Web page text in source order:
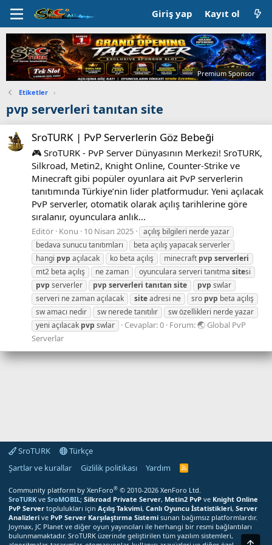
Giriş yap Kayıt ol
Premium Sponsor
Etiketler ›
pvp serverleri tanıtan site
SroTURK | PvP Serverlerin Göz Bebeği
🎮 SroTURK - PvP Server Dünyasının Merkezi! SroTURK,
Silkroad, Metin2, Knight Online, Counter-Strike ve
Minecraft gibi popüler oyunlara ait PvP serverlerin
tanıtımında Türkiye’nin lider platformudur. Yeni açılacak
PvP serverler, otomatik olarak açılış tarihlerine göre
sıralanır, oyunculara anlık...
Editör Konu 10 Nisan 2025
açılış bilgileri nerde yazar
bedava sunucu tanıtımları
beta açılış yapacak serverler
hangi pvp açılacak ko beta açılış minecraft pvp serverleri
mt2 beta açılış
ne zaman oyunculara serveri tanıtma sitesi
pvp serverler pvp serverleri tanıtan site pvp swlar
serveri ne zaman açılacak
siteadresi ne sro pvp beta açılış
sw amacı nedir
sw nerede tanıtılır
sw özellikleri nerde yazar
yeni açılacak pvp swlar Cevaplar: 0 Forum:🌏 Global PvP
Serverlar
SroTURK
Türkçe
Şartlar ve kurallar
Gizlilik politikası Yardım
S
T
U
R
K
R
S
Community platform by XenForo® © 2010-2026 XenForo Ltd.
SroTURK ve SroMOBIL; Silkroad Private Server, Metin2 PvP ve Knight Online
PvP Server toplulukları için Açılış Takvimi, Canlı Oyuncu İstatistikleri, Server
Analizleri ve PvP Server Karşılaştırma Sistemi sunan bağımsız platformlardır.
Joymax, JC Planet ve diğer oyun yayıncıları ile herhangi bir resmi bağlantıları
bulunmamaktadır. SroTURK üzerinde geliştirilen tüm yazılım sistemleri,